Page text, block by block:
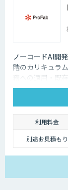
ノーコードAI開
階のカリキュラ
務への適用・既
くAIツールを自
利用料金
別途お見積もり